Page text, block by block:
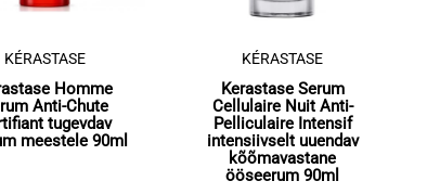
KÉRASTASE
Homme
Anti-Chute
tugevdav
meestele 90ml
KÉRASTASE
Kerastase Serum
Cellulaire Nuit Anti-
Pelliculaire Intensif
intensiivselt uuendav
kõõmavastane
ööseerum 90ml